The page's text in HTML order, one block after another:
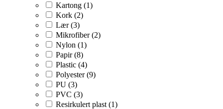
Kartong (1)
Kork (2)
Lær (3)
Mikrofiber (2)
Nylon (1)
Papir (8)
Plastic (4)
Polyester (9)
PU (3)
PVC (3)
Resirkulert plast (1)